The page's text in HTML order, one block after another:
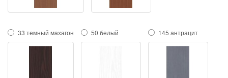
33 темный махагон 50 белый 145 антрацит